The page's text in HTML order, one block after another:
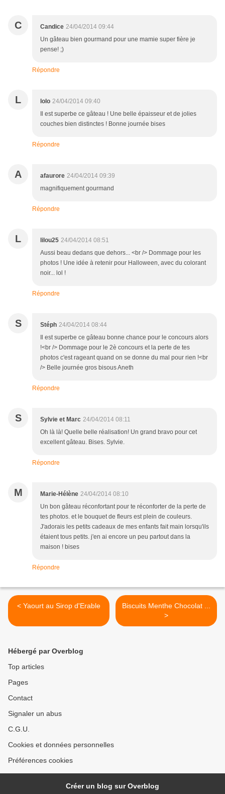
C Candice 24/04/2014 09:44
Un gâteau bien gourmand pour une mamie super fière je
pense! ;)
Répondre
L lolo 24/04/2014 09:40
Il est superbe ce gâteau ! Une belle épaisseur et de jolies
couches bien distinctes ! Bonne journée bises
Répondre
A afaurore 24/04/2014 09:39
magnifiquement gourmand
Répondre
L lilou25 24/04/2014 08:51
Aussi beau dedans que dehors... <br /> Dommage pour les
photos ! Une idée à retenir pour Halloween, avec du colorant
noir... lol !
Répondre
S Stéph 24/04/2014 08:44
Il est superbe ce gâteau bonne chance pour le concours alors
!<br /> Dommage pour le 2è concours et la perte de tes
photos c'est rageant quand on se donne du mal pour rien !<br
/> Belle journée gros bisous Aneth
Répondre
S Sylvie et Marc 24/04/2014 08:11
Oh là là! Quelle belle réalisation! Un grand bravo pour cet
excellent gâteau. Bises. Sylvie.
Répondre
M Marie-Hélène 24/04/2014 08:10
Un bon gâteau réconfortant pour te réconforter de la perte de
tes photos. et le bouquet de fleurs est plein de couleurs.
J'adorais les petits cadeaux de mes enfants fait main lorsqu'ils
étaient tous petits. j'en ai encore un peu partout dans la
maison ! bises
Répondre
< Yaourt au Sirop d'Erable
Biscuits Menthe Chocolat ...
>
Hébergé par Overblog
Top articles
Pages
Contact
Signaler un abus
C.G.U.
Cookies et données personnelles
Préférences cookies
Créer un blog sur Overblog